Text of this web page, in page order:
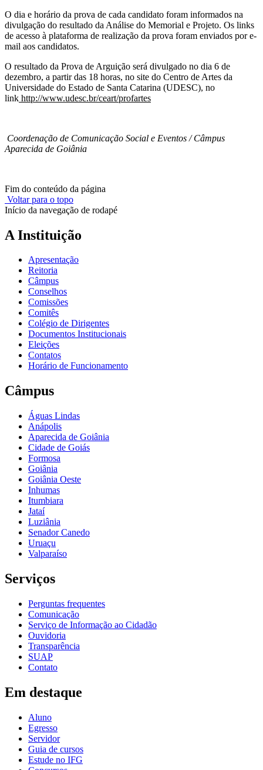
O dia e horário da prova de cada candidato foram informados na
divulgação do resultado da Análise do Memorial e Projeto. Os links
de acesso à plataforma de realização da prova foram enviados por e-
mail aos candidatos.
O resultado da Prova de Arguição será divulgado no dia 6 de
dezembro, a partir das 18 horas, no site do Centro de Artes da
Universidade do Estado de Santa Catarina (UDESC), no
link http://www.udesc.br/ceart/profartes
Coordenação de Comunicação Social e Eventos / Câmpus
Aparecida de Goiânia
Fim do conteúdo da página
Voltar para o topo
Início da navegação de rodapé
A Instituição
Apresentação
Reitoria
Câmpus
Conselhos
Comissões
Comitês
Colégio de Dirigentes
Documentos Institucionais
Eleições
Contatos
Horário de Funcionamento
Câmpus
Águas Lindas
Anápolis
Aparecida de Goiânia
Cidade de Goiás
Formosa
Goiânia
Goiânia Oeste
Inhumas
Itumbiara
Jataí
Luziânia
Senador Canedo
Uruaçu
Valparaíso
Serviços
Perguntas frequentes
Comunicação
Serviço de Informação ao Cidadão
Ouvidoria
Transparência
SUAP
Contato
Em destaque
Aluno
Egresso
Servidor
Guia de cursos
Estude no IFG